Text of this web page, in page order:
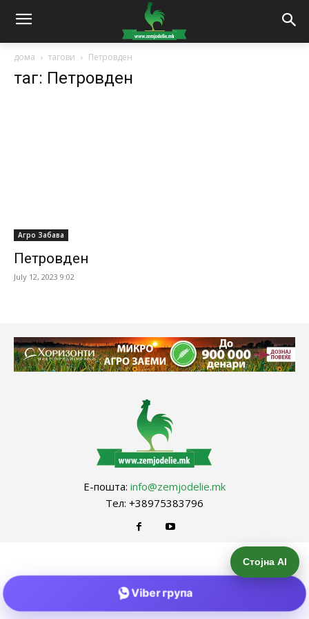
дома тагови Петровден
таг: Петровден
Агро Забава
Петровден
July 12, 2023 9:02
Е-пошта: info@zemjodelie.mk
Тел: +38975383796
Стојна AI
Viber група